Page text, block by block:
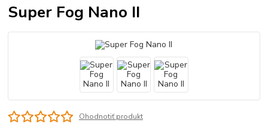
Super Fog Nano II
Ohodnotiť produkt